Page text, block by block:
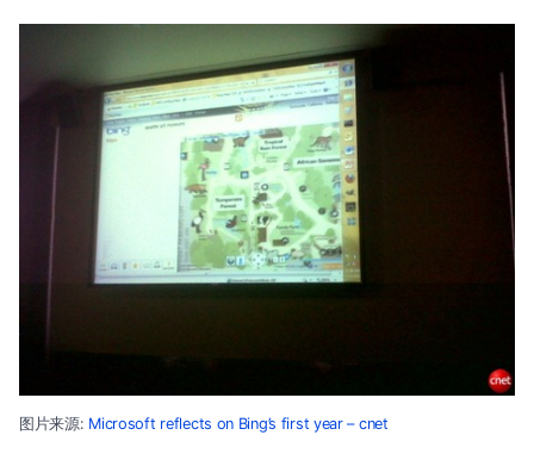
图片来源: Microsoft reflects on Bing’s first year – cnet